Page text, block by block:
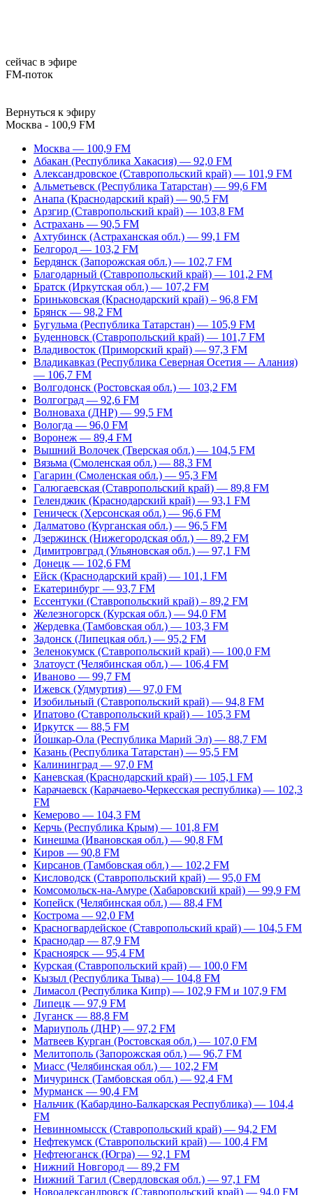
сейчас в эфире
FM-поток
Вернуться к эфиру
Москва - 100,9 FM
Москва — 100,9 FM
Абакан (Республика Хакасия) — 92,0 FM
Александровское (Ставропольский край) — 101,9 FM
Альметьевск (Республика Татарстан) — 99,6 FM
Анапа (Краснодарский край) — 90,5 FM
Арзгир (Ставропольский край) — 103,8 FM
Астрахань — 90,5 FM
Ахтубинск (Астраханская обл.) — 99,1 FM
Белгород — 103,2 FM
Бердянск (Запорожская обл.) — 102,7 FM
Благодарный (Ставропольский край) — 101,2 FM
Братск (Иркутская обл.) — 107,2 FM
Бриньковская (Краснодарский край) – 96,8 FM
Брянск — 98,2 FM
Бугульма (Республика Татарстан) — 105,9 FM
Буденновск (Ставропольский край) — 101,7 FM
Владивосток (Приморский край) — 97,3 FM
Владикавказ (Республика Северная Осетия — Алания)
— 106,7 FM
Волгодонск (Ростовская обл.) — 103,2 FM
Волгоград — 92,6 FM
Волноваха (ДНР) — 99,5 FM
Вологда — 96,0 FM
Воронеж — 89,4 FM
Вышний Волочек (Тверская обл.) — 104,5 FM
Вязьма (Смоленская обл.) — 88,3 FM
Гагарин (Смоленская обл.) — 95,3 FM
Галюгаевская (Ставропольский край) — 89,8 FM
Геленджик (Краснодарский край) — 93,1 FM
Геническ (Херсонская обл.) — 96,6 FM
Далматово (Курганская обл.) — 96,5 FM
Дзержинск (Нижегородская обл.) — 89,2 FM
Димитровград (Ульяновская обл.) — 97,1 FM
Донецк — 102,6 FM
Ейск (Краснодарский край) — 101,1 FM
Екатеринбург — 93,7 FM
Ессентуки (Ставропольский край) – 89,2 FM
Железногорск (Курская обл.) — 94,0 FM
Жердевка (Тамбовская обл.) — 103,3 FM
Задонск (Липецкая обл.) — 95,2 FM
Зеленокумск (Ставропольский край) — 100,0 FM
Златоуст (Челябинская обл.) — 106,4 FM
Иваново — 99,7 FM
Ижевск (Удмуртия) — 97,0 FM
Изобильный (Ставропольский край) — 94,8 FM
Ипатово (Ставропольский край) — 105,3 FM
Иркутск — 88,5 FM
Йошкар-Ола (Республика Марий Эл) — 88,7 FM
Казань (Республика Татарстан) — 95,5 FM
Калининград — 97,0 FM
Каневская (Краснодарский край) — 105,1 FM
Карачаевск (Карачаево-Черкесская республика) — 102,3
FM
Кемерово — 104,3 FM
Керчь (Республика Крым) — 101,8 FM
Кинешма (Ивановская обл.) — 90,8 FM
Киров — 90,8 FM
Кирсанов (Тамбовская обл.) — 102,2 FM
Кисловодск (Ставропольский край) — 95,0 FM
Комсомольск-на-Амуре (Хабаровский край) — 99,9 FM
Копейск (Челябинская обл.) — 88,4 FM
Кострома — 92,0 FM
Красногвардейское (Ставропольский край) — 104,5 FM
Краснодар — 87,9 FM
Красноярск — 95,4 FM
Курская (Ставропольский край) — 100,0 FM
Кызыл (Республика Тыва) — 104,8 FM
Лимасол (Республика Кипр) — 102,9 FM и 107,9 FM
Липецк — 97,9 FM
Луганск — 88,8 FM
Мариуполь (ДНР) — 97,2 FM
Матвеев Курган (Ростовская обл.) — 107,0 FM
Мелитополь (Запорожская обл.) — 96,7 FM
Миасс (Челябинская обл.) — 102,2 FM
Мичуринск (Тамбовская обл.) — 92,4 FM
Мурманск — 90,4 FM
Нальчик (Кабардино-Балкарская Республика) — 104,4
FM
Невинномысск (Ставропольский край) — 94,2 FM
Нефтекумск (Ставропольский край) — 100,4 FM
Нефтеюганск (Югра) — 92,1 FM
Нижний Новгород — 89,2 FM
Нижний Тагил (Свердловская обл.) — 97,1 FM
Новоалександровск (Ставропольский край) — 94,0 FM